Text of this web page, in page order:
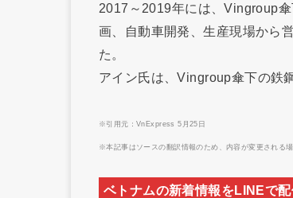
2017～2019年には、Vingroup
画、自動車開発、生産現場から
た。
アイン氏は、Vingroup傘下の鉄
※引用元：VnExpress 5月25日
※本記事はソースの翻訳情報のため、内容が変更される場